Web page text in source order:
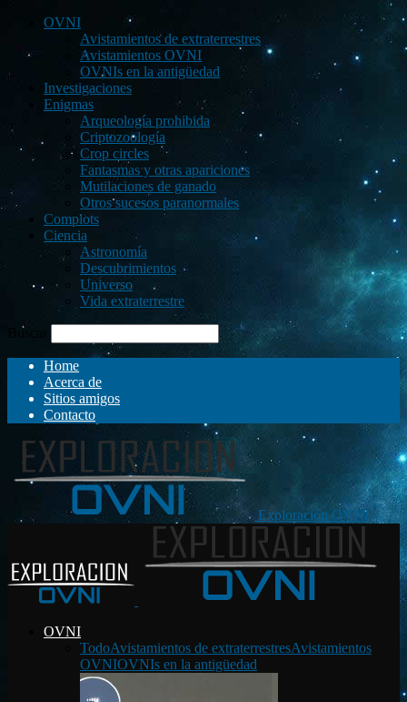
OVNI
Avistamientos de extraterrestres
Avistamientos OVNI
OVNIs en la antigüedad
Investigaciones
Enigmas
Arqueología prohibida
Criptozoología
Crop circles
Fantasmas y otras apariciones
Mutilaciones de ganado
Otros sucesos paranormales
Complots
Ciencia
Astronomía
Descubrimientos
Universo
Vida extraterrestre
Buscar
Home
Acerca de
Sitios amigos
Contacto
Exploración OVNI
OVNI
TodoAvistamientos de extraterrestresAvistamientos
OVNIOVNIs en la antigüedad